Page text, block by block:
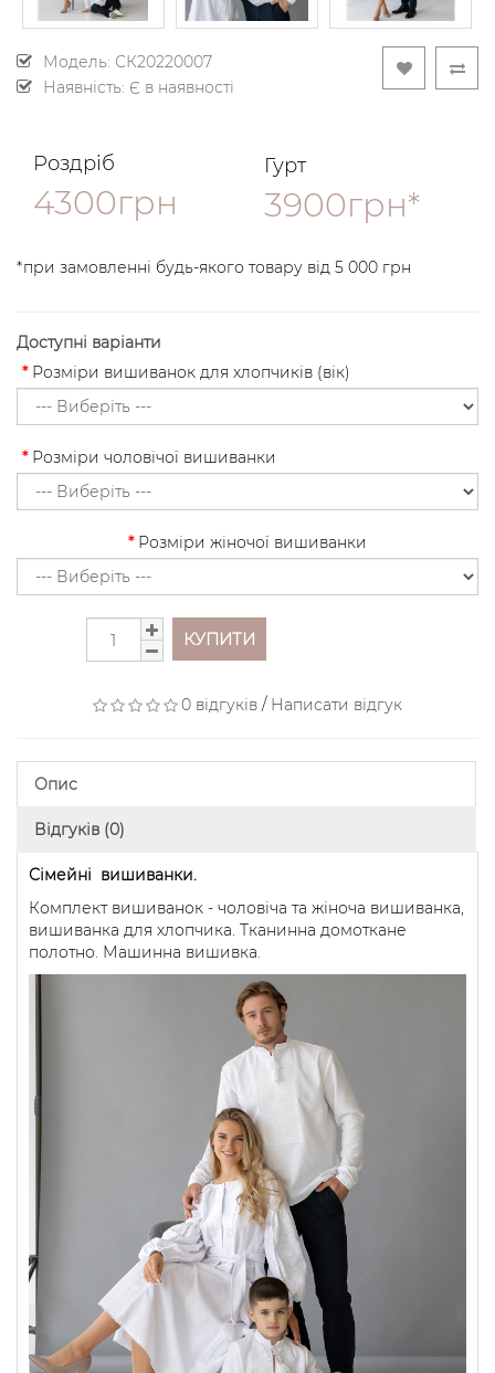
Модель: СК20220007
Наявність: Є в наявності
Роздріб
4300грн
Гурт
3900грн*
*при замовленні будь-якого товару від 5 000 грн
Доступні варіанти
Розміри вишиванок для хлопчиків (вік)
Розміри чоловічої вишиванки
Розміри жіночої вишиванки
КУПИТИ
0 відгуків / Написати відгук
Опис
Відгуків (0)
Сімейні вишиванки.
Комплект вишиванок - чоловіча та жіноча вишиванка,
вишиванка для хлопчика. Тканинна домоткане
полотно. Машинна вишивка.